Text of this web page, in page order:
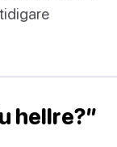
hellre?”